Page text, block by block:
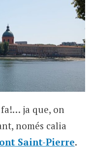
ja que, on
només calia
Saint-Pierre.